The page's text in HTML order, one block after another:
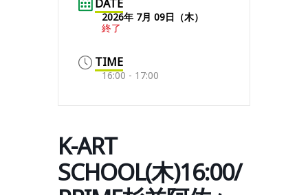
DATE
2026年 7月 09日（木）
終了
TIME
16:00 - 17:00
K-ART
SCHOOL(木)16:00/